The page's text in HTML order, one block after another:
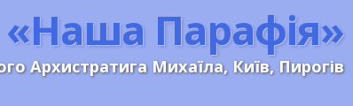
«Наша Парафія»
Архистратига Михаїла, Київ, Пирогів